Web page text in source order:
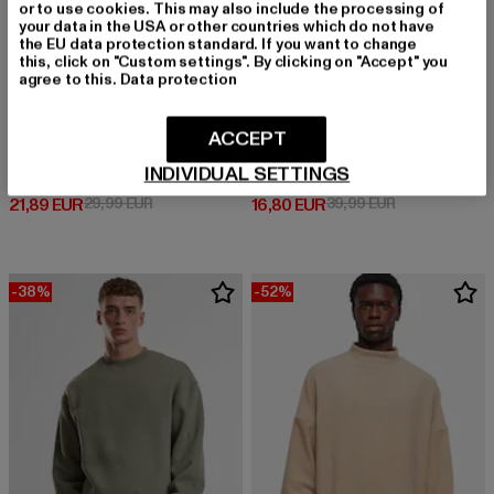
BRUNO BANANI
Basic Logo Print
21,89 EUR
Derzeitiger Preis: 21,89 EUR
29,99 EURAktionspreis: 29,99 EUR
ABSOLUTE CULT
16,80 EUR
Derzeitiger Preis: 16,80 EUR
39,99 EURAktionspreis:
-38% -52%
or to use cookies. This may also include the processing of
your data in the USA or other countries which do not have
the EU data protection standard. If you want to change
this, click on "Custom settings". By clicking on "Accept" you
agree to this. Data protection
INDIVIDUAL SETTINGS
ACCEPT